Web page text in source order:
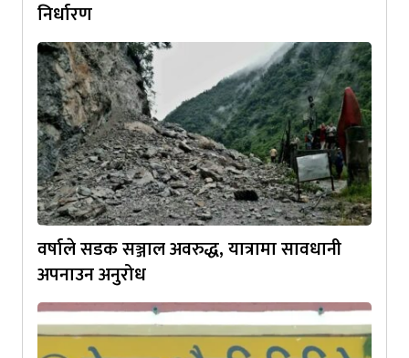
निर्धारण
वर्षाले सडक सञ्जाल अवरुद्ध, यात्रामा सावधानी
अपनाउन अनुरोध